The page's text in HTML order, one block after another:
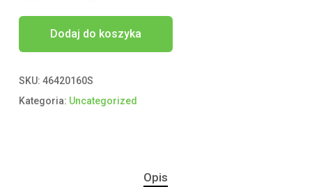
Dodaj do koszyka
SKU: 46420160S
Kategoria: Uncategorized
Opis